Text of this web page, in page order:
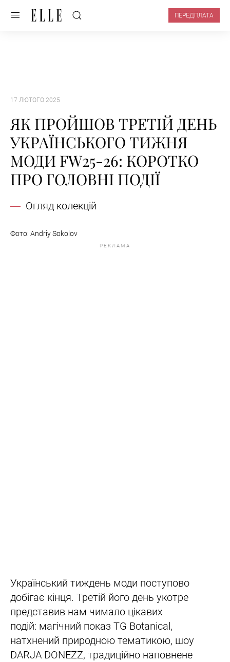
ПЕРЕДПЛАТА
17 ЛЮТОГО 2025
ЯК ПРОЙШОВ ТРЕТІЙ ДЕНЬ
УКРАЇНСЬКОГО ТИЖНЯ
МОДИ FW25-26: КОРОТКО
ПРО ГОЛОВНІ ПОДІЇ
Огляд колекцій
Фото: Andriy Sokolov
РЕКЛАМА
Український тиждень моди поступово
добігає кінця. Третій його день укотре
представив нам чимало цікавих
подій: магічний показ TG Botanical,
натхнений природною тематикою, шоу
DARJA DONEZZ, традиційно наповнене